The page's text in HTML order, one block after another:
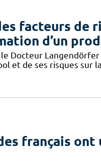
facteurs de
d’un
Docteur
et de ses risques sur
français ont